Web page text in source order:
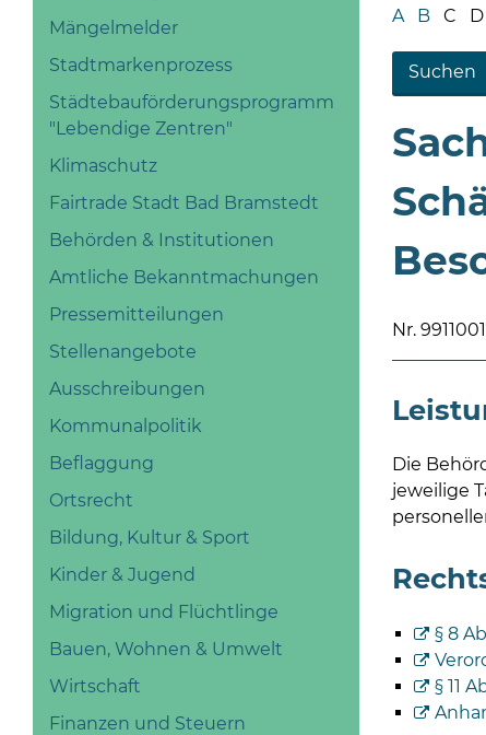
Mängelmelder
Stadtmarkenprozess
Städtebauförderungsprogramm
"Lebendige Zentren"
Klimaschutz
Fairtrade Stadt Bad Bramstedt
Behörden & Institutionen
Amtliche Bekanntmachungen
Pressemitteilungen
Stellenangebote
Ausschreibungen
Kommunalpolitik
Beflaggung
Ortsrecht
Bildung, Kultur & Sport
Kinder & Jugend
Migration und Flüchtlinge
Bauen, Wohnen & Umwelt
Wirtschaft
Finanzen und Steuern
A B C D
Nr.
Die
jeweilige
§ 8
§ 11